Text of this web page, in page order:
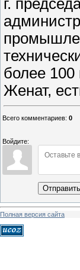
г.
более
Женат,
Всего комментариев: 0
Войдите:
Отправить
Полная версия сайта